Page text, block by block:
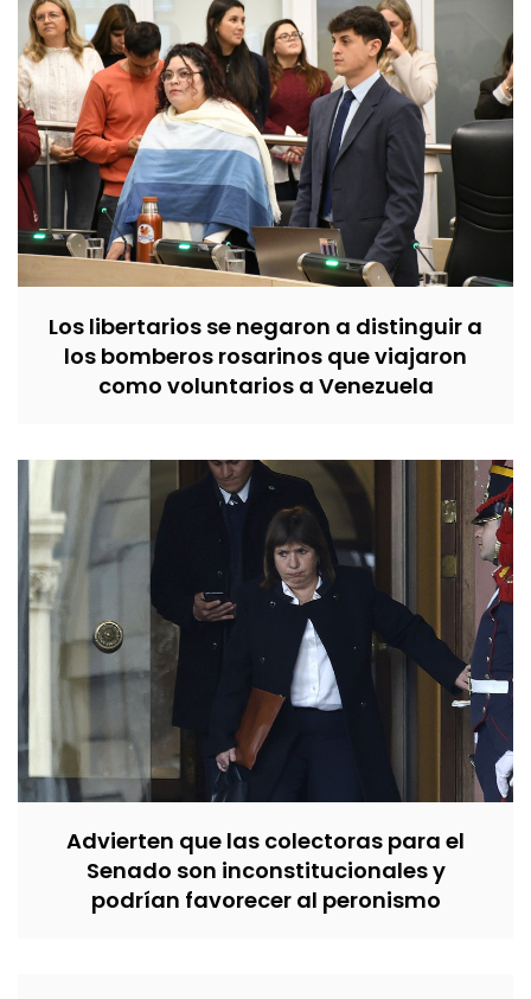
Los libertarios se negaron a distinguir a
los bomberos rosarinos que viajaron
como voluntarios a Venezuela
Advierten que las colectoras para el
Senado son inconstitucionales y
podrían favorecer al peronismo